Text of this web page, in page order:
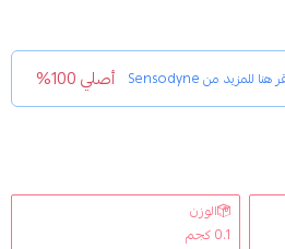
هنا للمزيد منSensodyne أصلي 100%
الوزن
0.1 كجم